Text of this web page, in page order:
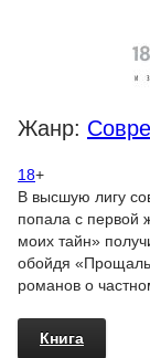
Жанр:
18+
В высшую лигу
попала с первой
моих тайн»
обойдя
романов о
Книга